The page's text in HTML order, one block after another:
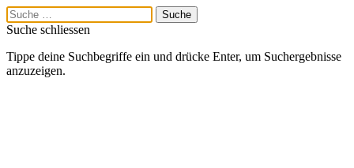
Suche schliessen
Tippe deine Suchbegriffe ein und drücke Enter, um Suchergebnisse
anzuzeigen.